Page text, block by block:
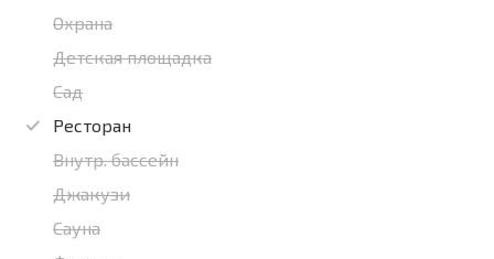
Охрана
Детская площадка
Сад
Ресторан
Внутр. бассейн
Джакузи
Сауна